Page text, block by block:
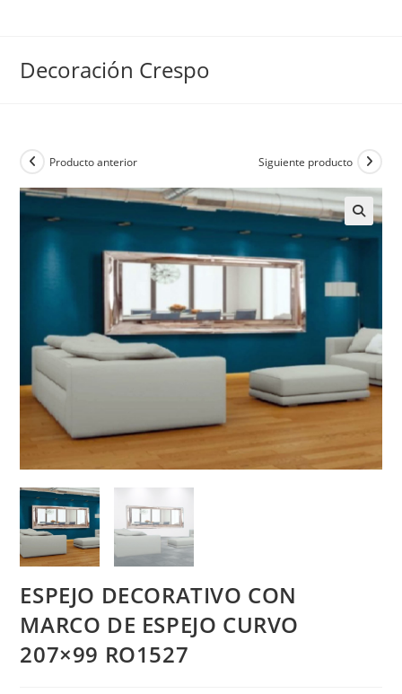
Decoración Crespo
Producto anterior Siguiente producto
ESPEJO DECORATIVO CON
MARCO DE ESPEJO CURVO
207×99 RO1527